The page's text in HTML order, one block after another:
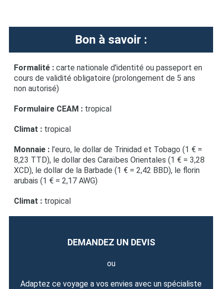
Bon à savoir :
Formalité : carte nationale d'identité ou passeport en
cours de validité obligatoire (prolongement de 5 ans
non autorisé)
Formulaire CEAM : tropical
Climat : tropical
Monnaie : l’euro, le dollar de Trinidad et Tobago (1 € =
8,23 TTD), le dollar des Caraïbes Orientales (1 € = 3,28
XCD), le dollar de la Barbade (1 € = 2,42 BBD), le florin
arubais (1 € = 2,17 AWG)
Climat : tropical
DEMANDEZ UN DEVIS
ou
Adaptez ce voyage a vos envies avec un spécialiste